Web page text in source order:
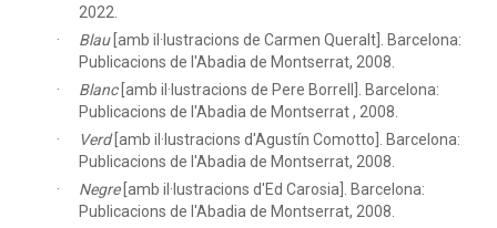
2022.
Blau [amb il·lustracions de Carmen Queralt]. Barcelona:
Publicacions de l'Abadia de Montserrat, 2008.
Blanc [amb il·lustracions de Pere Borrell]. Barcelona:
Publicacions de l'Abadia de Montserrat , 2008.
Verd [amb il·lustracions d'Agustín Comotto]. Barcelona:
Publicacions de l'Abadia de Montserrat, 2008.
Negre [amb il·lustracions d'Ed Carosia]. Barcelona:
Publicacions de l'Abadia de Montserrat, 2008.